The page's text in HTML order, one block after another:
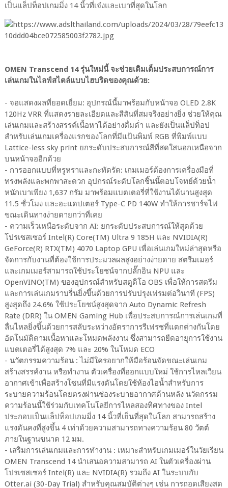
เป็นแล็ปท็อปเกมมิ่ง 14 นิ้วที่เจ๋งและเบาที่สุดในโลก
OMEN Transcend 14 รุ่นใหม่นี้ จะช่วยเติมเต็มประสบการณ์การ
เล่นเกมในไลฟ์สไตล์แบบไฮบริดของคุณด้วย:
- จอแสดงผลที่ยอดเยี่ยม: อุปกรณ์นี้มาพร้อมกับหน้าจอ OLED 2.8K
120Hz VRR ที่แสดงรายละเอียดและสีสันที่สมจริงอย่างยิ่ง ช่วยให้คุณ
เล่นเกมและสร้างสรรค์เนื้อหาได้อย่างดื่มด่ำ และยังเป็นแล็ปท็อป
สำหรับเล่นเกมเครื่องแรกของโลกที่มีแป้นพิมพ์ RGB ที่พิมพ์แบบ
Lattice-less sky print ยกระดับประสบการณ์สีที่สดใสนอกเหนือจาก
บนหน้าจออีกด้วย
- การออกแบบที่หรูหราและกะทัดรัด: เกมเมอร์ต้องการเครื่องมือที่
ทรงพลังและพกพาสะดวก อุปกรณ์ระดับโลกชิ้นนี้ตอบโจทย์ด้วยน้ำ
หนักเบาเพียง 1,637 กรัม มาพร้อมแบตเตอรี่ที่ใช้งานได้นานสูงสุด
11.5 ชั่วโมง และอะแดปเตอร์ Type-C PD 140W ทำให้การชาร์จไฟ
ขณะเดินทางง่ายดายกว่าที่เคย
- ความเร็วเหนือระดับจาก AI: ยกระดับประสบการณ์ให้สุดด้วย
โปรเซสเซอร์ Intel(R) Core(TM) Ultra 9 185H และ NVIDIA(R)
GeForce(R) RTX(TM) 4070 Laptop GPU เพื่อเล่นเกมใหม่ล่าสุดหรือ
จัดการกับงานที่ต้องใช้การประมวลผลสูงอย่างง่ายดาย สตรีมเมอร์
และเกมเมอร์สามารถใช้ประโยชน์จากปลั๊กอิน NPU และ
OpenVINO(TM) ของอุปกรณ์สำหรับสตูดิโอ OBS เพื่อให้การสตรีม
และการเล่นเกมราบรื่นยิ่งขึ้นด้วยการปรับปรุงเฟรมต่อวินาที (FPS)
สูงสุดถึง 24.6% ใช้ประโยชน์สูงสุดจาก Auto Dynamic Refresh
Rate (DRR) ใน OMEN Gaming Hub เพื่อประสบการณ์การเล่นเกมที่
ลื่นไหลยิ่งขึ้นด้วยการสลับระหว่างอัตราการรีเฟรชที่แตกต่างกันโดย
อัตโนมัติตามเนื้อหาและโหมดพลังงาน ซึ่งสามารถยืดอายุการใช้งาน
แบตเตอรี่ได้สูงสุด 7% และ 20% ในโหมด ECO
- นวัตกรรมความร้อน : ไม่มีใครอยากให้มือร้อนจัดขณะเล่นเกม
สร้างสรรค์งาน หรือทำงาน ตัวเครื่องที่ออกแบบใหม่ ใช้การไหลเวียน
อากาศเข้าเพื่อสร้างโซนที่มีแรงดันโดยใช้ห้องไอน้ำสำหรับการ
ระบายความร้อนโดยตรงผ่านช่องระบายอากาศด้านหลัง นวัตกรรม
ความร้อนนี้ใช้ร่วมกับเทคโนโลยีการไหลสองทิศทางของ Intel
ประกอบเป็นแล็ปท็อปเกมมิ่ง 14 นิ้วที่เย็นที่สุดในโลก สามารถสร้าง
แรงดันคงที่สูงขึ้น 4 เท่าด้วยความสามารถทางความร้อน 80 วัตต์
ภายในฐานขนาด 12 มม.
- เสริมการเล่นเกมและการทำงาน : เหมาะสำหรับเกมเมอร์ในวัยเรียน
OMEN Transcend 14 นำเสนอความสามารถ AI ในตัวเครื่องผ่าน
โปรเซสเซอร์ Intel(R) และ NVIDIA(R) รวมถึง AI ในระบบกับ
Otter.ai (30-Day Trial) สำหรับคุณสมบัติต่างๆ เช่น การถอดเสียงสด